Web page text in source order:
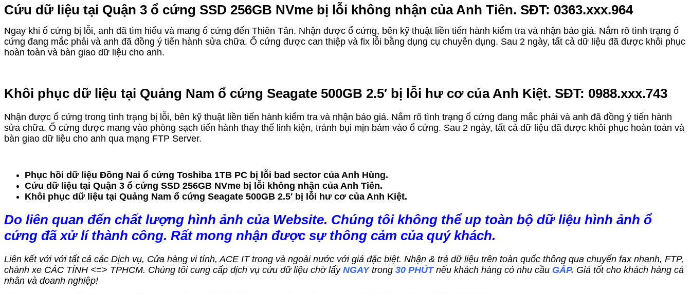
Cứu dữ liệu tại Quận 3 ổ cứng SSD 256GB NVme bị lỗi không nhận của Anh Tiên. SĐT: 0363.xxx.964
Ngay khi ổ cứng bị lỗi, anh đã tìm hiểu và mang ổ cứng đến Thiên Tân. Nhận được ổ cứng, bên kỹ thuật liền tiến hành kiểm tra và nhận báo giá. Nắm rõ tình trạng ổ
cứng đang mắc phải và anh đã đồng ý tiến hành sửa chữa. Ổ cứng được can thiệp và fix lỗi bằng dụng cụ chuyên dụng. Sau 2 ngày, tất cả dữ liệu đã được khôi phục
hoàn toàn và bàn giao dữ liệu cho anh.
Khôi phục dữ liệu tại Quảng Nam ổ cứng Seagate 500GB 2.5′ bị lỗi hư cơ của Anh Kiệt. SĐT: 0988.xxx.743
Nhận được ổ cứng trong tình trạng bị lỗi, bên kỹ thuật liền tiến hành kiểm tra và nhận báo giá. Nắm rõ tình trạng ổ cứng đang mắc phải và anh đã đồng ý tiến hành
sửa chữa. Ổ cứng được mang vào phòng sạch tiến hành thay thế linh kiện, tránh bụi mịn bám vào ổ cứng. Sau 2 ngày, tất cả dữ liệu đã được khôi phục hoàn toàn và
bàn giao dữ liệu cho anh qua mạng FTP Server.
Phục hồi dữ liệu Đồng Nai ổ cứng Toshiba 1TB PC bị lỗi bad sector của Anh Hùng.
Cứu dữ liệu tại Quận 3 ổ cứng SSD 256GB NVme bị lỗi không nhận của Anh Tiên.
Khôi phục dữ liệu tại Quảng Nam ổ cứng Seagate 500GB 2.5′ bị lỗi hư cơ của Anh Kiệt.
Do liên quan đến chất lượng hình ảnh của Website. Chúng tôi không thể up toàn bộ dữ liệu hình ảnh ổ
cứng đã xử lí thành công. Rất mong nhận được sự thông cảm của quý khách.
Liên kết với với tất cả các Dịch vụ, Cửa hàng vi tính, ACE IT trong và ngoài nước với giá đặc biệt. Nhận & trả dữ liệu trên toàn quốc thông qua chuyển fax nhanh, FTP,
chành xe CÁC TỈNH <=> TPHCM. Chúng tôi cung cấp dịch vụ cứu dữ liệu chờ lấy NGAYtrong 30 PHÚTnếu khách hàng có nhu cầu GẤP. Giá tốt cho khách hàng cá
nhân và doanh nghiệp!